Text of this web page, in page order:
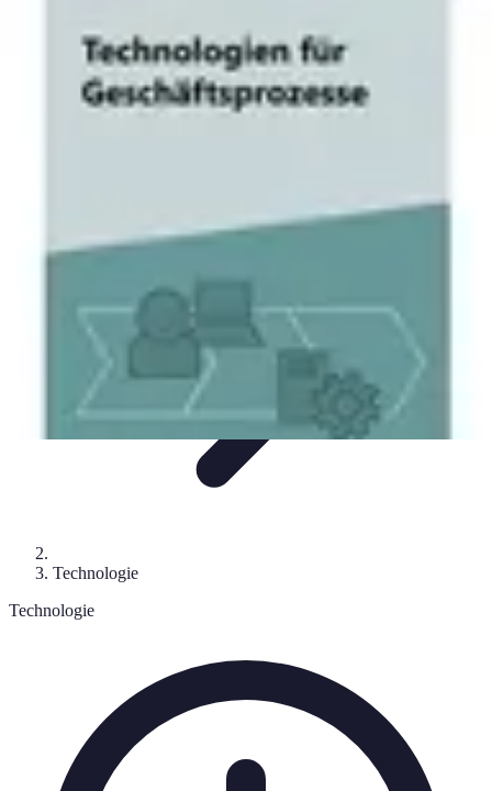
Trendy i nowinkiZmywarkiNowości i TrendyLodówki
Technologie
Technologie